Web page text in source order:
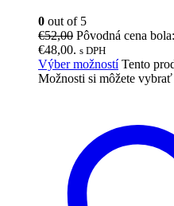
0 out of 5
€52,00 Pôvodná cena
€48,00. s DPH
Výber možností Tento
Možnosti si môžete